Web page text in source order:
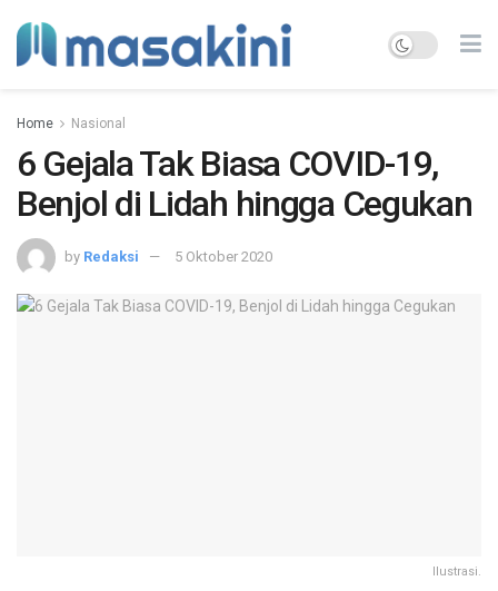
Home Nasional
6 Gejala Tak Biasa COVID-19,
Benjol di Lidah hingga Cegukan
by Redaksi 5 Oktober 2020
Ilustrasi.